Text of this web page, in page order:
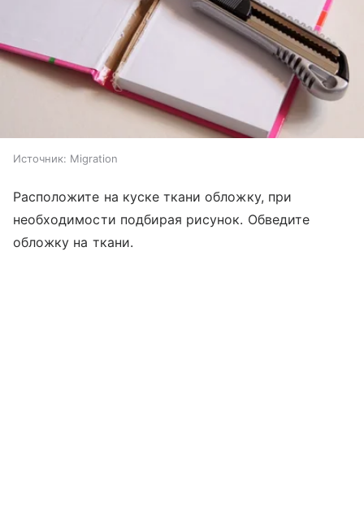
Источник: Migration
Расположите на куске ткани обложку, при
необходимости подбирая рисунок. Обведите
обложку на ткани.